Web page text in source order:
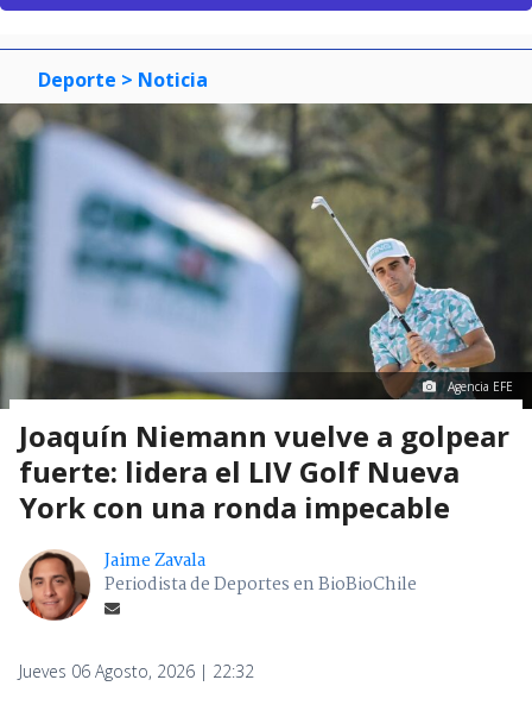
Deporte > Noticia
Agencia EFE
Joaquín Niemann vuelve a golpear
fuerte: lidera el LIV Golf Nueva
York con una ronda impecable
Jaime Zavala
Periodista de Deportes en BioBioChile
Jueves 06 Agosto, 2026 | 22:32